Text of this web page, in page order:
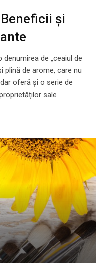
și
de „ceaiul de
plină de arome, care nu
oferă și o serie de
sale